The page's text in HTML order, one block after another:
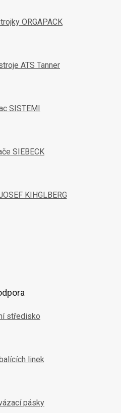
ORGAPACK
ATS Tanner
SISTEMI
SIEBECK
KIHGLBERG
středisko
linek
pásky